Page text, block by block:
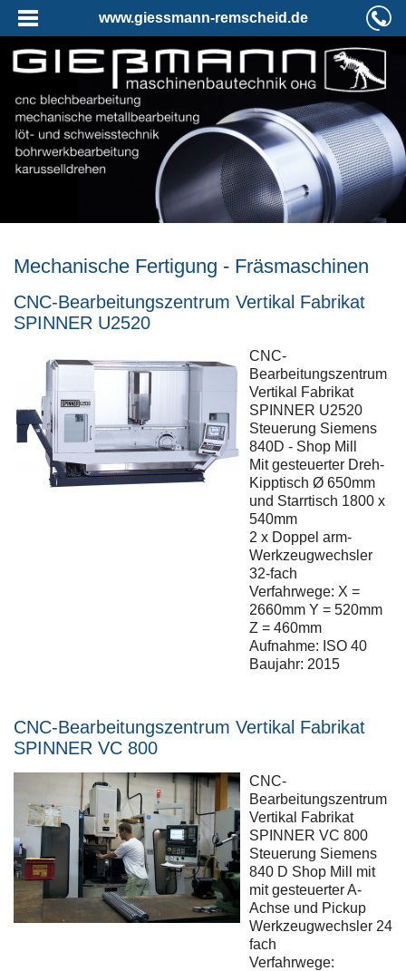
www.giessmann-remscheid.de
Mechanische Fertigung - Fräsmaschinen
CNC-Bearbeitungszentrum Vertikal Fabrikat
SPINNER U2520
CNC-
Bearbeitungszentrum
Vertikal Fabrikat
SPINNER U2520
Steuerung Siemens
840D - Shop Mill
Mit gesteuerter Dreh-
Kipptisch Ø 650mm
und Starrtisch 1800 x
540mm
2 x Doppel arm-
Werkzeugwechsler
32-fach
Verfahrwege: X =
2660mm Y = 520mm
Z = 460mm
Aufnahme: ISO 40
Baujahr: 2015
CNC-Bearbeitungszentrum Vertikal Fabrikat
SPINNER VC 800
CNC-
Bearbeitungszentrum
Vertikal Fabrikat
SPINNER VC 800
Steuerung Siemens
840 D Shop Mill mit
mit gesteuerter A-
Achse und Pickup
Werkzeugwechsler 24
fach
Verfahrwege: